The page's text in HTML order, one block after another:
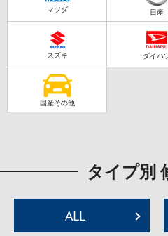
マツダ 日産
スズキ ダイハ
国産その他
タイプ別
ALL